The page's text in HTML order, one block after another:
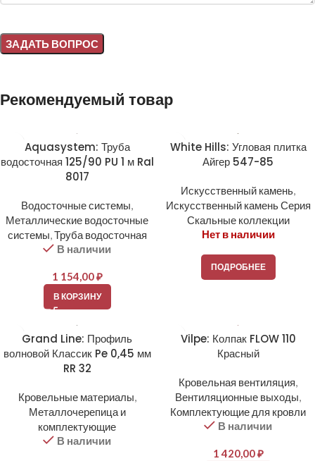
Рекомендуемый товар
Aquasystem: Труба
водосточная 125/90 PU 1 м Ral
8017
Водосточные системы,
Металлические водосточные
системы,Труба водосточная
В наличии
1 154,00₽
В КОРЗИНУ
White Hills: Угловая плитка
Айгер 547-85
Искусственный камень,
Искусственный камень Серия
Скальные коллекции
Нет в наличии
ПОДРОБНЕЕ
Grand Line: Профиль
волновой Классик Pe 0,45 мм
RR 32
Кровельные материалы,
Металлочерепица и
комплектующие
В наличии
Vilpe: Колпак FLOW 110
Красный
Кровельная вентиляция,
Вентиляционные выходы,
Комплектующие для кровли
В наличии
1 420,00₽